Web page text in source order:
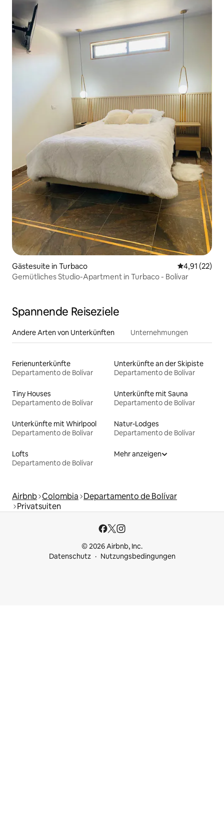
Gästesuite in Turbaco
4,91 (22)
Gemütliches Studio-Apartment in Turbaco - Bolívar
Spannende Reiseziele
Andere Arten von Unterkünften Unternehmungen
Ferienunterkünfte
Departamento de Bolívar
Unterkünfte an der Skipiste
Departamento de Bolívar
Tiny Houses
Departamento de Bolívar
Unterkünfte mit Sauna
Departamento de Bolívar
Unterkünfte mit Whirlpool
Departamento de Bolívar
Natur-Lodges
Departamento de Bolívar
Lofts
Departamento de Bolívar
Mehr anzeigen
Airbnb Colombia Departamento de Bolívar
Privatsuiten
© 2026 Airbnb, Inc.
Datenschutz
Nutzungsbedingungen